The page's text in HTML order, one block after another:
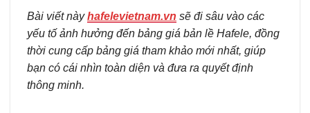
Bài viết nàyhafelevietnam.vn sẽ đi sâu vào các
yếu tố ảnh hưởng đến bảng giá bản lề Hafele, đồng
thời cung cấp bảng giá tham khảo mới nhất, giúp
bạn có cái nhìn toàn diện và đưa ra quyết định
thông minh.